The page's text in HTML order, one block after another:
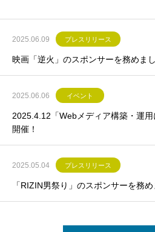
2025.06.09 プレスリリース
映画「逆火」のスポンサーを務めまし
2025.06.06 イベント
2025.4.12「Webメディア構築・運用
開催！
2025.05.04 プレスリリース
「RIZIN男祭り」のスポンサーを務め